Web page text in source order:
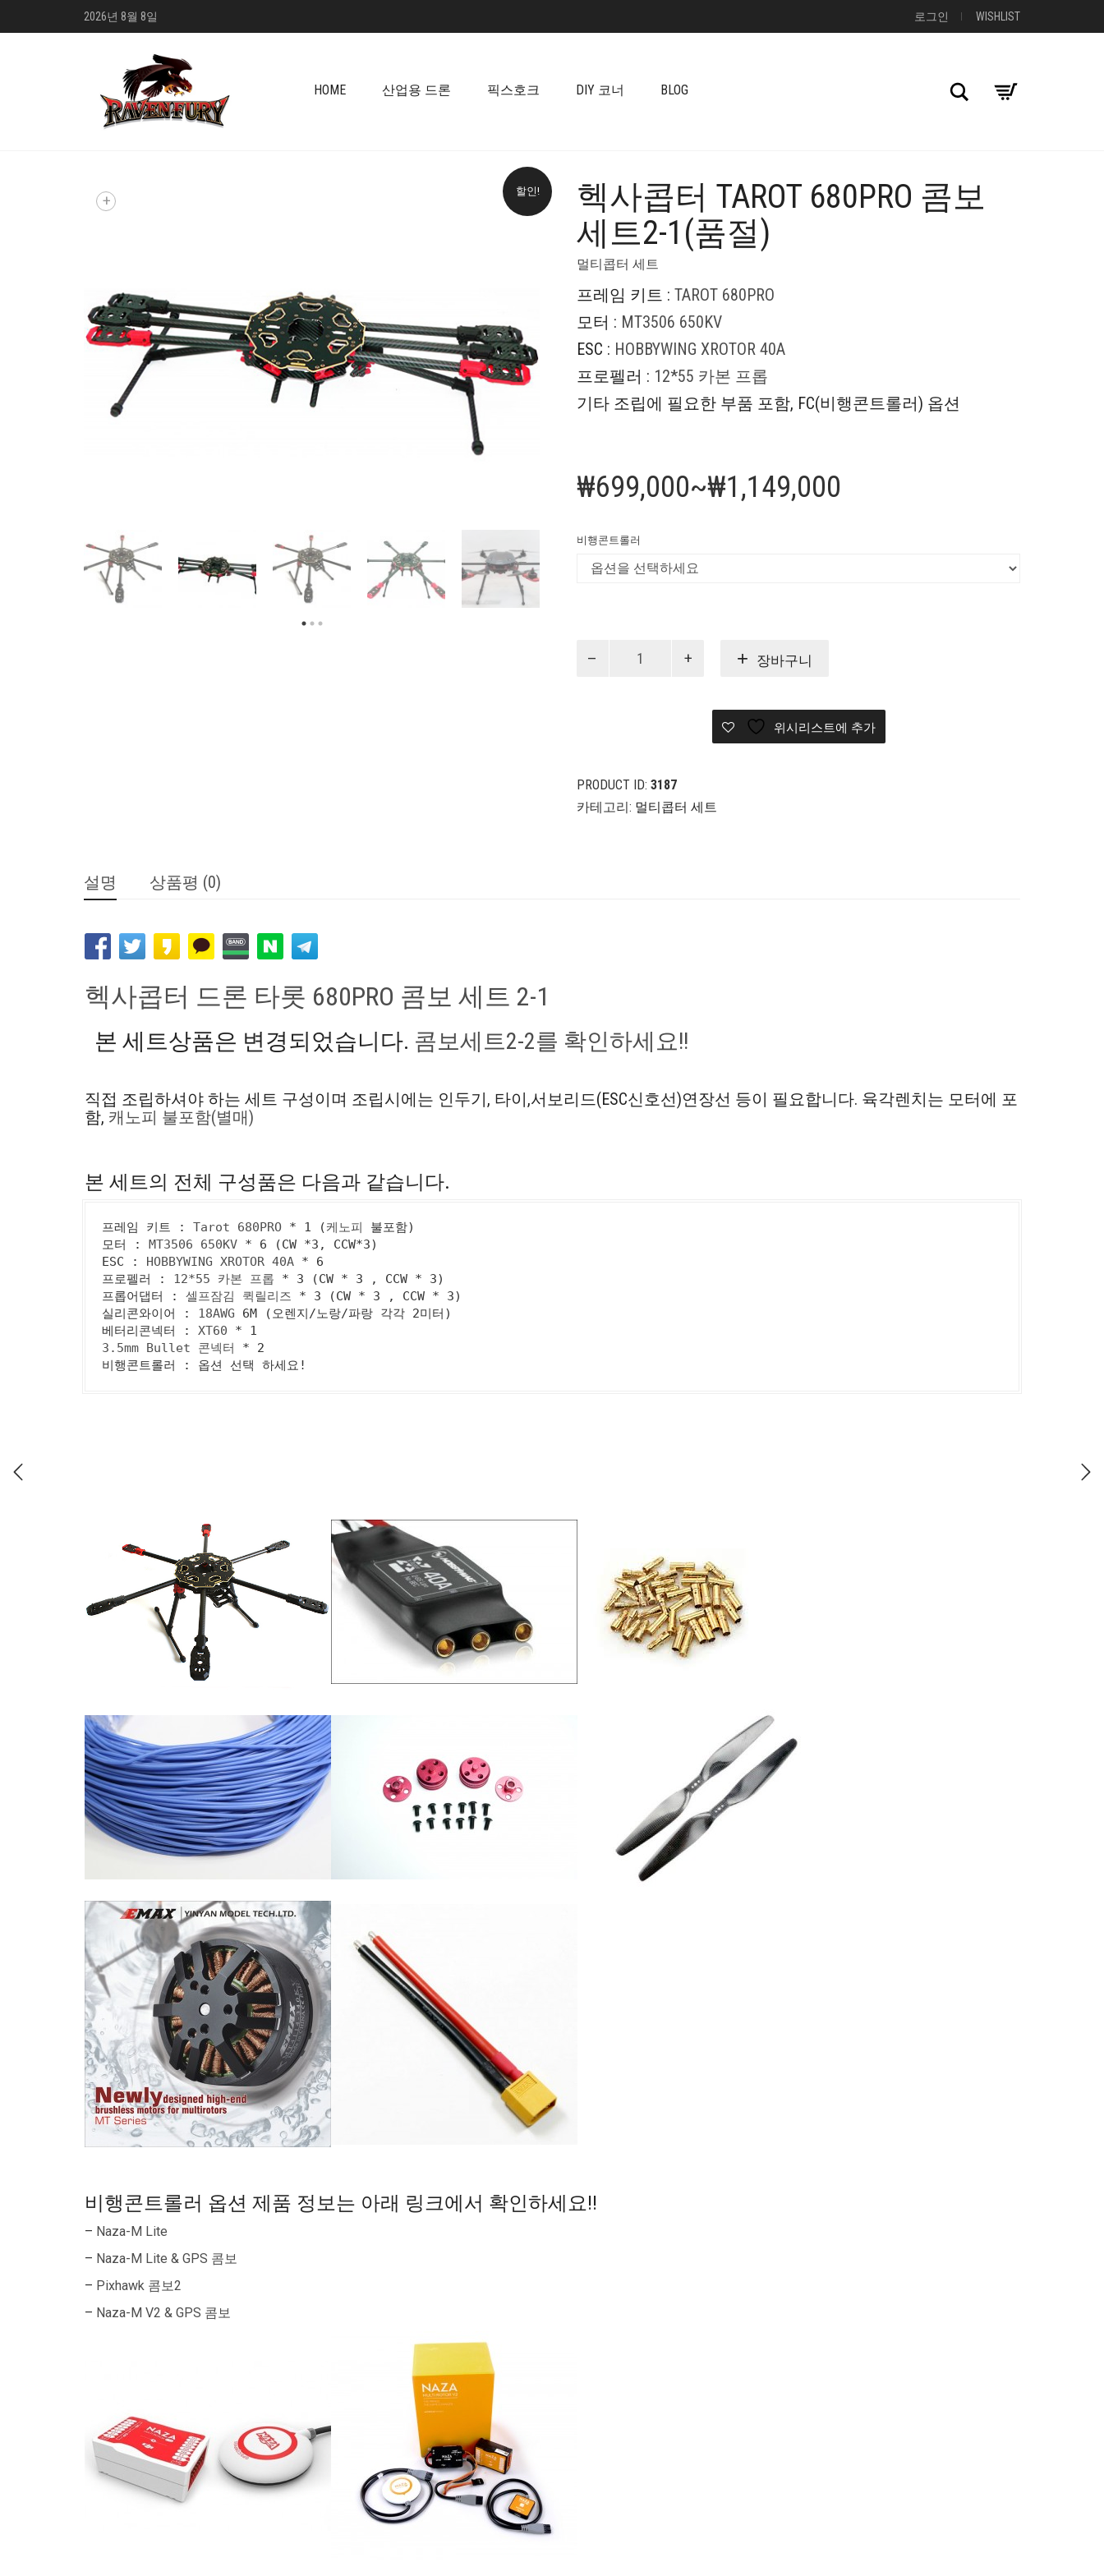
2026년 8월 8일 로그인 WISHLIST
HOME 산업용 드론 픽스호크 DIY 코너 BLOG 검색
할인!
+
헥사콥터 TAROT 680PRO 콤보
세트2-1(품절)
멀티콥터 세트
프레임 키트 : TAROT 680PRO
모터 : MT3506 650KV
ESC : HOBBYWING XROTOR 40A
프로펠러 : 12*55 카본 프롭
기타 조립에 필요한 부품 포함, FC(비행콘트롤러) 옵션
₩699,000~₩1,149,000
비행콘트롤러
세
트
장바구니
위시리스트에 추가
PRODUCT ID: 3187
카테고리: 멀티콥터 세트
설명 상품평 (0)
헥사콥터 드론 타롯 680PRO 콤보 세트 2-1
본 세트상품은 변경되었습니다. 콤보세트2-2를 확인하세요!!
직접 조립하셔야 하는 세트 구성이며 조립시에는 인두기, 타이,서보리드(ESC신호선)연장선 등이 필요합니다. 육각렌치는 모터에 포
함, 캐노피 불포함(별매)
본 세트의 전체 구성품은 다음과 같습니다.
프레임 키트 : Tarot 680PRO * 1 (케노피
불포함)
모터 : MT3506 650KV * 6 (CW *3, CCW*3)
ESC : HOBBYWING XROTOR 40A * 6
프로펠러 : 12*55 카본 프롭 * 3 (CW * 3 , CCW * 3)
프롭어댑터 : 셀프잠김 퀵릴리즈 * 3 (CW * 3 , CCW * 3)
실리콘와이어 : 18AWG 6M (오렌지/노랑/파랑 각각 2미터)
베터리콘넥터 : XT60
3.5mm Bullet 콘넥터
* 2
비행콘트롤러 : 옵션 선택 하세요!
비행콘트롤러 옵션 제품 정보는 아래 링크에서 확인하세요!!
– Naza-M Lite
– Naza-M Lite & GPS 콤보
– Pixhawk 콤보2
– Naza-M V2 & GPS 콤보